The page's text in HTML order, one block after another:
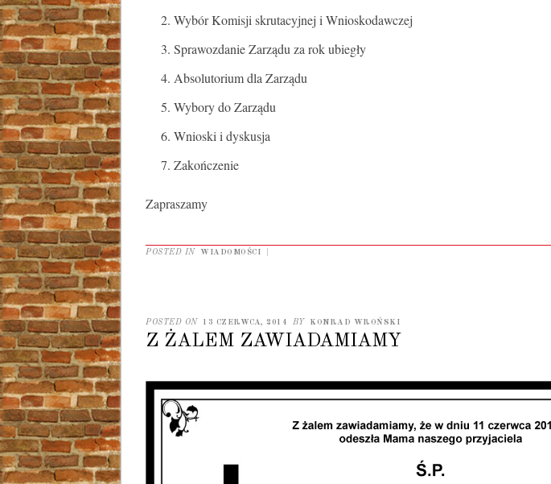
Wybór Komisji skrutacyjnej i Wnioskodawczej
Sprawozdanie Zarządu za rok ubiegły
Absolutorium dla Zarządu
Wybory do Zarządu
Wnioski i dyskusja
Zakończenie
Zapraszamy
POSTED IN WIADOMOŚCI
POSTED ON 13 CZERWCA, 2014 BY KONRAD WROŃSKI
Z ŻALEM ZAWIADAMIAMY